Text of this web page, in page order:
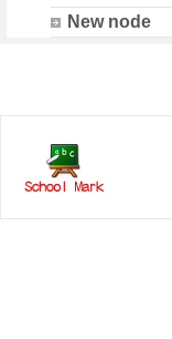
New node